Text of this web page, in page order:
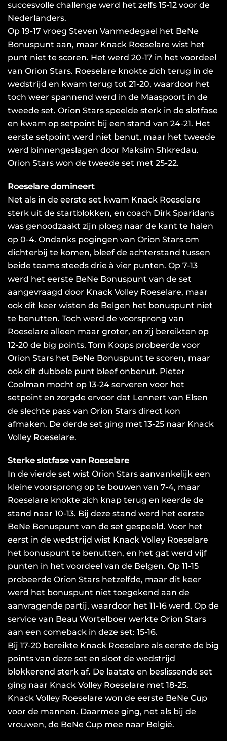
succesvolle challenge werd het zelfs 15-12 voor de
Nederlanders.
Op 19-17 vroeg Steven Vanmedegael het BeNe
Bonuspunt aan, maar Knack Roeselare wist het
punt niet te scoren. Het werd 20-17 in het voordeel
van Orion Stars. Roeselare knokte zich terug in de
wedstrijd en kwam terug tot 21-20, waardoor het
toch weer spannend werd in de Maaspoort in de
tweede set. Orion Stars speelde sterk in de slotfase
en kwam op setpoint bij een stand van 24-21. Het
eerste setpoint werd niet benut, maar het tweede
werd binnengeslagen door Maksim Shkredau.
Orion Stars won de tweede set met 25-22.
Roeselare domineert
Net als in de eerste set kwam Knack Roeselare
sterk uit de startblokken, en coach Dirk Sparidans
was genoodzaakt zijn ploeg naar de kant te halen
op 0-4. Ondanks pogingen van Orion Stars om
dichterbij te komen, bleef de achterstand tussen
beide teams steeds drie à vier punten. Op 7-13
werd het eerste BeNe Bonuspunt van de set
aangevraagd door Knack Volley Roeselare, maar
ook dit keer wisten de Belgen het bonuspunt niet
te benutten. Toch werd de voorsprong van
Roeselare alleen maar groter, en zij bereikten op
12-20 de big points. Tom Koops probeerde voor
Orion Stars het BeNe Bonuspunt te scoren, maar
ook dit dubbele punt bleef onbenut. Pieter
Coolman mocht op 13-24 serveren voor het
setpoint en zorgde ervoor dat Lennert van Elsen
de slechte pass van Orion Stars direct kon
afmaken. De derde set ging met 13-25 naar Knack
Volley Roeselare.
Sterke slotfase van Roeselare
In de vierde set wist Orion Stars aanvankelijk een
kleine voorsprong op te bouwen van 7-4, maar
Roeselare knokte zich knap terug en keerde de
stand naar 10-13. Bij deze stand werd het eerste
BeNe Bonuspunt van de set gespeeld. Voor het
eerst in de wedstrijd wist Knack Volley Roeselare
het bonuspunt te benutten, en het gat werd vijf
punten in het voordeel van de Belgen. Op 11-15
probeerde Orion Stars hetzelfde, maar dit keer
werd het bonuspunt niet toegekend aan de
aanvragende partij, waardoor het 11-16 werd. Op de
service van Beau Wortelboer werkte Orion Stars
aan een comeback in deze set: 15-16.
Bij 17-20 bereikte Knack Roeselare als eerste de big
points van deze set en sloot de wedstrijd
blokkerend sterk af. De laatste en beslissende set
ging naar Knack Volley Roeselare met 18-25.
Knack Volley Roeselare won de eerste BeNe Cup
voor de mannen. Daarmee ging, net als bij de
vrouwen, de BeNe Cup mee naar België.